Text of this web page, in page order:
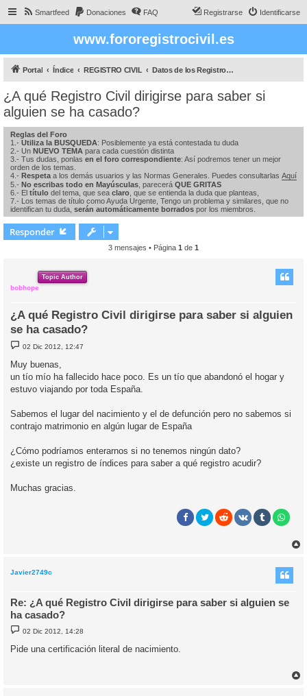
Smartfeed Donaciones FAQ Identificarse
Registrarse
www.fororegistrocivil.es
Portal Índice REGISTRO CIVIL Datos de los Registros Civiles de España
¿A qué Registro Civil dirigirse para saber si
alguien se ha casado?
Reglas del Foro
1.- Utiliza la BUSQUEDA: Posiblemente ya está contestada tu duda
2.- Un NUEVO TEMA para cada cuestión distinta
3.- Tus dudas, ponlas en el foro correspondiente: Así podremos tener un mejor
orden de los temas.
4.- Respeta a los demás usuarios y las Normas Generales. Puedes consultarlas Aquí
5.- No escribas todo en Mayúsculas , parecerá QUE GRITAS
6.- El título del tema, que sea claro , que se entienda la duda que planteas,
7.- Los temas de título como Ayuda Urgente, Tengo un problema y similares, que no
identifican tu duda, serán automáticamente borrados por los miembros.
Responder
3 mensajes • Página 1 de 1
Topic Author
bobhope
¿A qué Registro Civil dirigirse para saber si alguien
se ha casado?
M
e
s
a
e
02 Dic 2012, 12:47
Muy buenas,
un tío mío ha fallecido hace poco. Es un tío que abandonó el hogar y
estuvo viajando por toda España.
Sabemos el lugar del nacimiento y el de defunción pero no sabemos si
contrajo matrimonio en algún lugar de España
¿Cómo podríamos enterarnos si no tenemos ningún dato?
¿existe un registro de índices para saber a qué registro acudir?
Muchas gracias.
Javier2749c
Re: ¿A qué Registro Civil dirigirse para saber si alguien se
ha casado?
M
e
n
s
02 Dic 2012, 14:28
Pide una certificación literal de nacimiento.